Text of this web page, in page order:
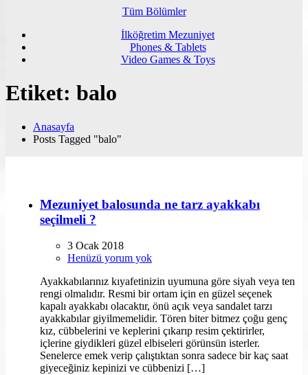
Tüm Bölümler
İlköğretim Mezuniyet
Phones & Tablets
Video Games & Toys
Etiket: balo
Anasayfa
Posts Tagged "balo"
Mezuniyet balosunda ne tarz ayakkabı
seçilmeli ?
3 Ocak 2018
Henüzü yorum yok
Ayakkabılarınız kıyafetinizin uyumuna göre siyah veya ten
rengi olmalıdır. Resmi bir ortam için en güzel seçenek
kapalı ayakkabı olacaktır, önü açık veya sandalet tarzı
ayakkabılar giyilmemelidir. Tören biter bitmez çoğu genç
kız, cübbelerini ve keplerini çıkarıp resim çektirirler,
içlerine giydikleri güzel elbiseleri görünsün isterler.
Senelerce emek verip çalıştıktan sonra sadece bir kaç saat
giyeceğiniz kepinizi ve cübbenizi […]